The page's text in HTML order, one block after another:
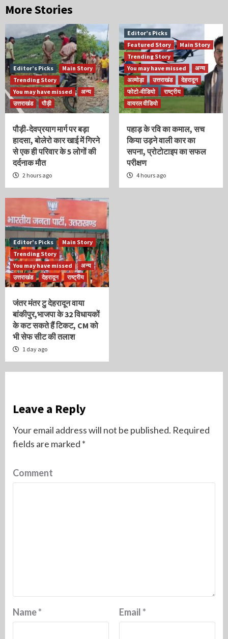
More Stories
Editor’s Picks
Main Story
Trending Story
You may have missed
अन्य
उत्तराखंड
पौड़ी
पौड़ी-देवप्रयाग मार्ग पर बड़ा
हादसा, बोलेरो कार खाई में गिरने
से एक ही परिवार के 5 लोगों की
दर्दनाक मौत
2 hours ago
Editor’s Picks
Featured Story
Main Story
Trending Story
You may have missed
अन्य
अल्मोड़ा
उत्तराखंड
देहरादून
फोटो-वीडियो
राष्ट्रीय
वायरल वीडियो
पहाड़ के रवि का कमाल, सच
किया उड़ने वाली कार का
सपना, प्रोटोटाइप का सफल
परीक्षण
4 hours ago
Editor’s Picks
Main Story
Trending Story
You may have missed
अन्य
उत्तराखंड
देहरादून राष्ट्रीय
जंतर मंतर टु देहरादून वाया
बांकीपुर,भाजपा के 32 विधायकों
के कट सकते हैं टिकट, CM को
भी सेफ सीट की तलाश
1 day ago
Leave a Reply
Your email address will not be published. Required
fields are marked *
Comment
Name* Email*